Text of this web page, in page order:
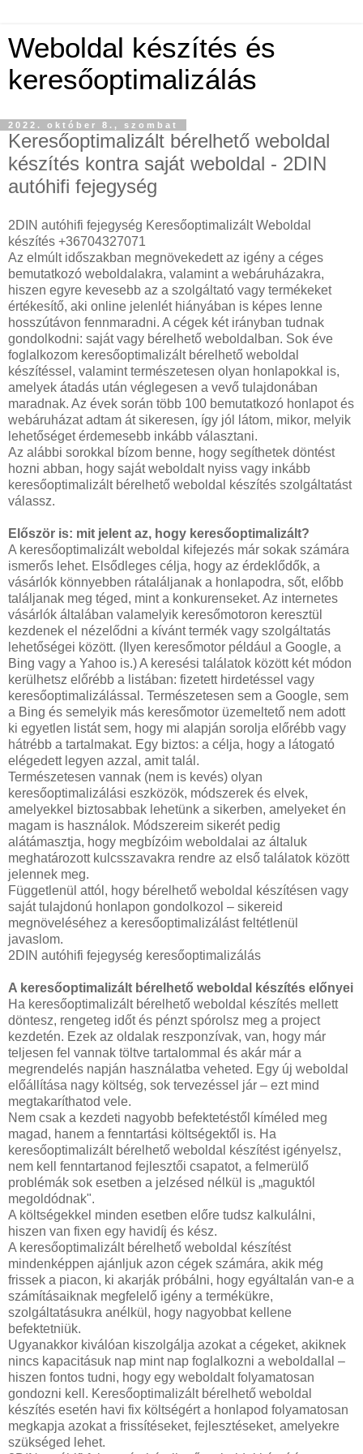
Weboldal készítés és
keresőoptimalizálás
2022. október 8., szombat
Keresőoptimalizált bérelhető weboldal
készítés kontra saját weboldal - 2DIN
autóhifi fejegység
2DIN autóhifi fejegység Keresőoptimalizált Weboldal
készítés +36704327071
Az elmúlt időszakban megnövekedett az igény a céges
bemutatkozó weboldalakra, valamint a webáruházakra,
hiszen egyre kevesebb az a szolgáltató vagy termékeket
értékesítő, aki online jelenlét hiányában is képes lenne
hosszútávon fennmaradni. A cégek két irányban tudnak
gondolkodni: saját vagy bérelhető weboldalban. Sok éve
foglalkozom keresőoptimalizált bérelhető weboldal
készítéssel, valamint természetesen olyan honlapokkal is,
amelyek átadás után véglegesen a vevő tulajdonában
maradnak. Az évek során több 100 bemutatkozó honlapot és
webáruházat adtam át sikeresen, így jól látom, mikor, melyik
lehetőséget érdemesebb inkább választani.
Az alábbi sorokkal bízom benne, hogy segíthetek döntést
hozni abban, hogy saját weboldalt nyiss vagy inkább
keresőoptimalizált bérelhető weboldal készítés szolgáltatást
válassz.
Először is: mit jelent az, hogy keresőoptimalizált?
A keresőoptimalizált weboldal kifejezés már sokak számára
ismerős lehet. Elsődleges célja, hogy az érdeklődők, a
vásárlók könnyebben rátaláljanak a honlapodra, sőt, előbb
találjanak meg téged, mint a konkurenseket. Az internetes
vásárlók általában valamelyik keresőmotoron keresztül
kezdenek el nézelődni a kívánt termék vagy szolgáltatás
lehetőségei között. (Ilyen keresőmotor például a Google, a
Bing vagy a Yahoo is.) A keresési találatok között két módon
kerülhetsz előrébb a listában: fizetett hirdetéssel vagy
keresőoptimalizálással. Természetesen sem a Google, sem
a Bing és semelyik más keresőmotor üzemeltető nem adott
ki egyetlen listát sem, hogy mi alapján sorolja előrébb vagy
hátrébb a tartalmakat. Egy biztos: a célja, hogy a látogató
elégedett legyen azzal, amit talál.
Természetesen vannak (nem is kevés) olyan
keresőoptimalizálási eszközök, módszerek és elvek,
amelyekkel biztosabbak lehetünk a sikerben, amelyeket én
magam is használok. Módszereim sikerét pedig
alátámasztja, hogy megbízóim weboldalai az általuk
meghatározott kulcsszavakra rendre az első találatok között
jelennek meg.
Függetlenül attól, hogy bérelhető weboldal készítésen vagy
saját tulajdonú honlapon gondolkozol – sikereid
megnöveléséhez a keresőoptimalizálást feltétlenül
javaslom.
2DIN autóhifi fejegység keresőoptimalizálás
A keresőoptimalizált bérelhető weboldal készítés előnyei
Ha keresőoptimalizált bérelhető weboldal készítés mellett
döntesz, rengeteg időt és pénzt spórolsz meg a project
kezdetén. Ezek az oldalak reszponzívak, van, hogy már
teljesen fel vannak töltve tartalommal és akár már a
megrendelés napján használatba veheted. Egy új weboldal
előállítása nagy költség, sok tervezéssel jár – ezt mind
megtakaríthatod vele.
Nem csak a kezdeti nagyobb befektetéstől kíméled meg
magad, hanem a fenntartási költségektől is. Ha
keresőoptimalizált bérelhető weboldal készítést igényelsz,
nem kell fenntartanod fejlesztői csapatot, a felmerülő
problémák sok esetben a jelzésed nélkül is „maguktól
megoldódnak".
A költségekkel minden esetben előre tudsz kalkulálni,
hiszen van fixen egy havidíj és kész.
A keresőoptimalizált bérelhető weboldal készítést
mindenképpen ajánljuk azon cégek számára, akik még
frissek a piacon, ki akarják próbálni, hogy egyáltalán van-e a
számításaiknak megfelelő igény a termékükre,
szolgáltatásukra anélkül, hogy nagyobbat kellene
befektetniük.
Ugyanakkor kiválóan kiszolgálja azokat a cégeket, akiknek
nincs kapacitásuk nap mint nap foglalkozni a weboldallal –
hiszen fontos tudni, hogy egy weboldalt folyamatosan
gondozni kell. Keresőoptimalizált bérelhető weboldal
készítés esetén havi fix költségért a honlapod folyamatosan
megkapja azokat a frissítéseket, fejlesztéseket, amelyekre
szükséged lehet.